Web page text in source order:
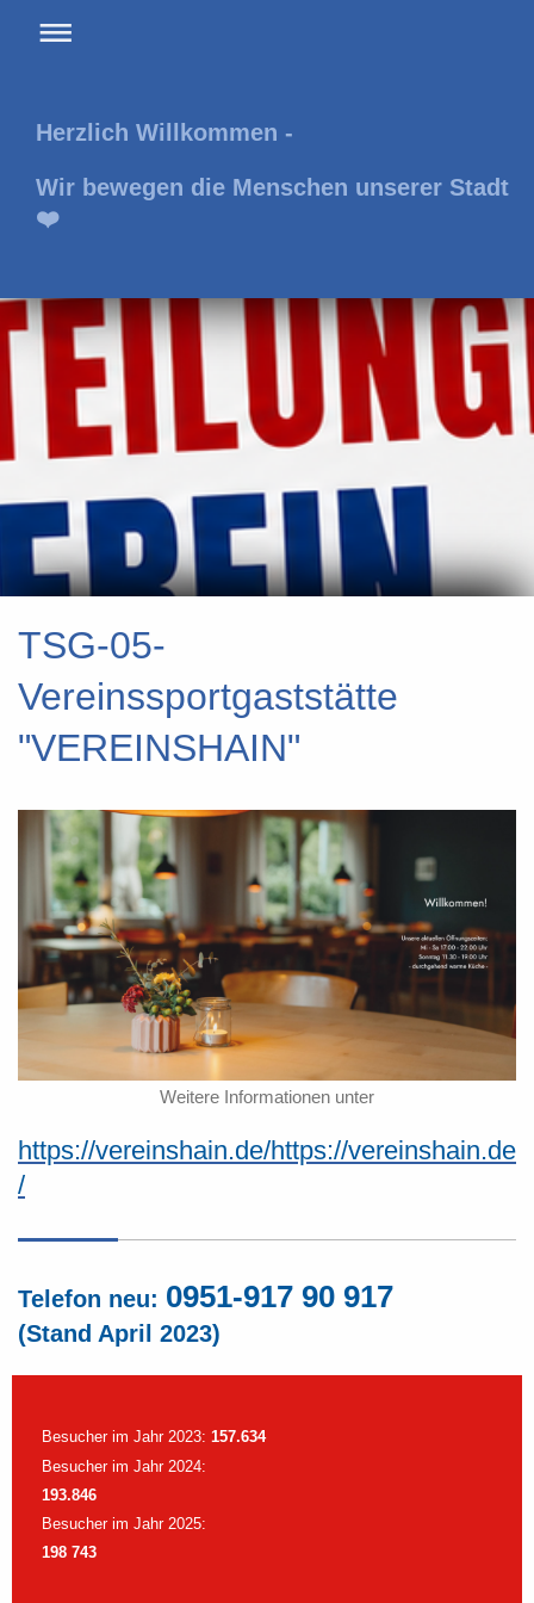
Herzlich Willkommen -
Wir bewegen die Menschen unserer Stadt
❤️
TSG-05-
Vereinssportgaststätte
"VEREINSHAIN"
Weitere Informationen unter
https://vereinshain.de/https://vereinshain.de
/
Telefon neu: 0951-917 90 917
(Stand April 2023)
Besucher im Jahr 2023: 157.634
Besucher im Jahr 2024:
193.846
Besucher im Jahr 2025:
198 743